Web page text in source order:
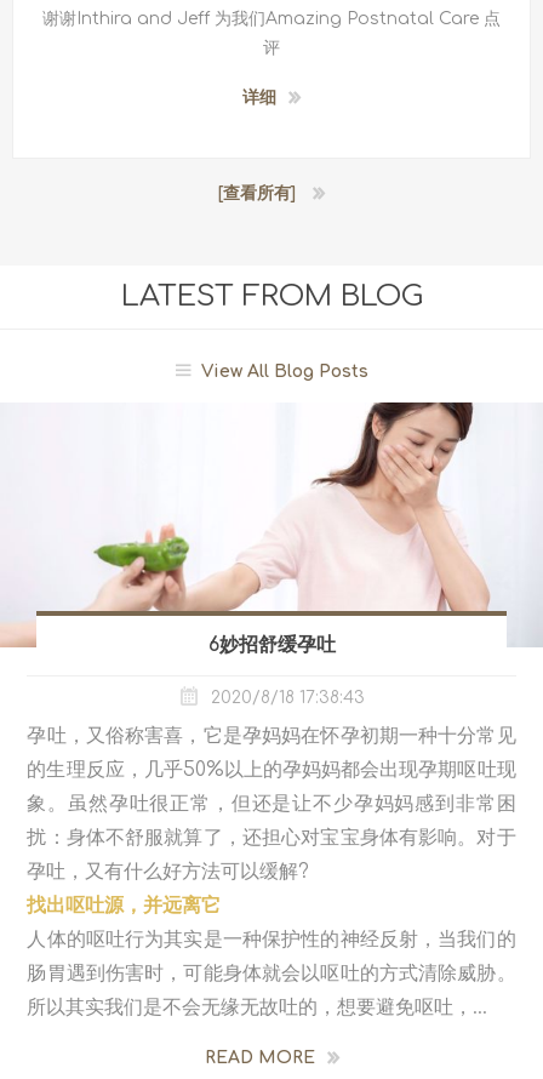
谢谢Inthira and Jeff 为我们Amazing Postnatal Care 点
评
详细
[查看所有]
LATEST FROM BLOG
6妙招舒缓孕吐
2020/8/18 17:38:43
孕吐，又俗称害喜，它是孕妈妈在怀孕初期一种十分常见
的生理反应，几乎50%以上的孕妈妈都会出现孕期呕吐现
象。虽然孕吐很正常，但还是让不少孕妈妈感到非常困
扰：身体不舒服就算了，还担心对宝宝身体有影响。对于
孕吐，又有什么好方法可以缓解?
找出呕吐源，并远离它
人体的呕吐行为其实是一种保护性的神经反射，当我们的
肠胃遇到伤害时，可能身体就会以呕吐的方式清除威胁。
所以其实我们是不会无缘无故吐的，想要避免呕吐，...
READ MORE
View All Blog Posts